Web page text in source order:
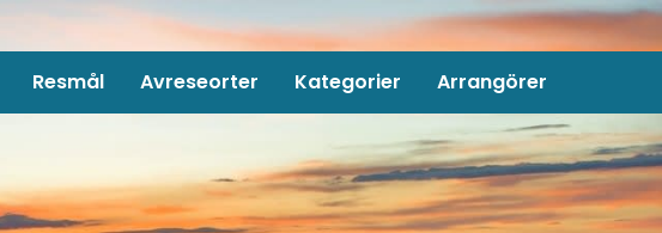
Resmål Avreseorter Kategorier Arrangörer